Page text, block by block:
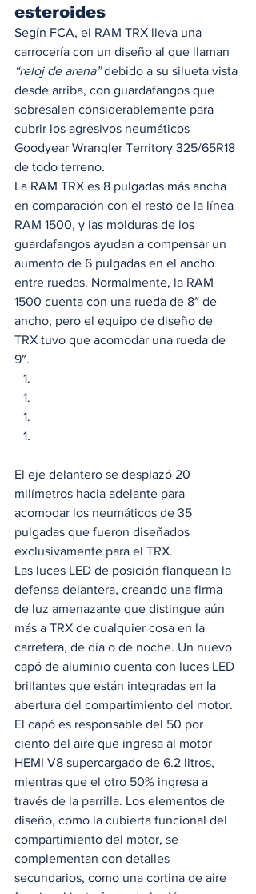
esteroides
Segín FCA, el RAM TRX lleva una
carrocería con un diseño al que llaman
“reloj de arena” debido a su silueta vista
desde arriba, con guardafangos que
sobresalen considerablemente para
cubrir los agresivos neumáticos
Goodyear Wrangler Territory 325/65R18
de todo terreno.
La RAM TRX es 8 pulgadas más ancha
en comparación con el resto de la línea
RAM 1500, y las molduras de los
guardafangos ayudan a compensar un
aumento de 6 pulgadas en el ancho
entre ruedas. Normalmente, la RAM
1500 cuenta con una rueda de 8″ de
ancho, pero el equipo de diseño de
TRX tuvo que acomodar una rueda de
9″.
El eje delantero se desplazó 20
milímetros hacia adelante para
acomodar los neumáticos de 35
pulgadas que fueron diseñados
exclusivamente para el TRX.
Las luces LED de posición flanquean la
defensa delantera, creando una firma
de luz amenazante que distingue aún
más a TRX de cualquier cosa en la
carretera, de día o de noche. Un nuevo
capó de aluminio cuenta con luces LED
brillantes que están integradas en la
abertura del compartimiento del motor.
El capó es responsable del 50 por
ciento del aire que ingresa al motor
HEMI V8 supercargado de 6.2 litros,
mientras que el otro 50% ingresa a
través de la parrilla. Los elementos de
diseño, como la cubierta funcional del
compartimiento del motor, se
complementan con detalles
secundarios, como una cortina de aire